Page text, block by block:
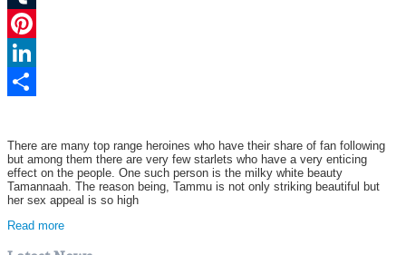
Tumblr
Pinterest
LinkedIn
There are many top range heroines who have their share of fan following
but among them there are very few starlets who have a very enticing
effect on the people. One such person is the milky white beauty
Tamannaah. The reason being, Tammu is not only striking beautiful but
her sex appeal is so high
Read more